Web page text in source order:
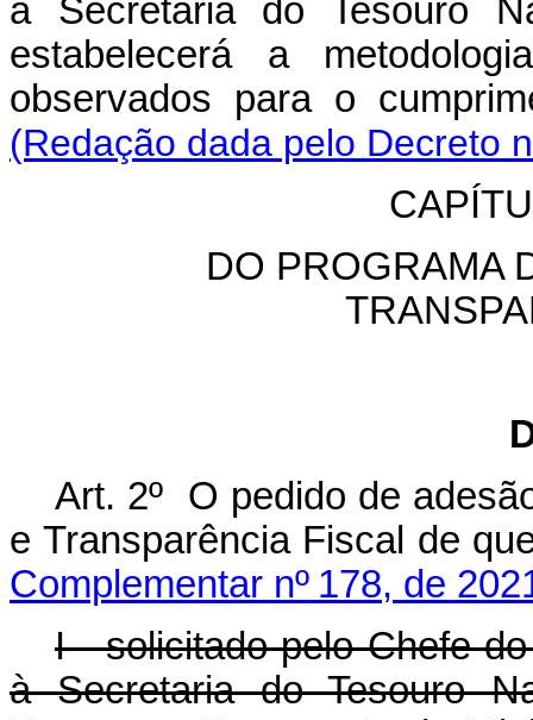
a Secretaria do Tesouro
estabelecerá a
observados para o
(Redação dada pelo Decreto
DO PROGRAMA
Art. 2º O pedido de
e Transparência Fiscal de
Complementar nº 178, de
I - solicitado pelo Chefe
à Secretaria do Tesouro